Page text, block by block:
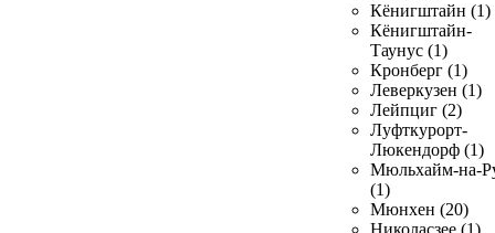
Кёнигштайн (1)
Кёнигштайн-
Таунус (1)
Кронберг (1)
Леверкузен (1)
Лейпциг (2)
Луфткурорт-
Люкендорф (1)
Мюльхайм-на-
(1)
Мюнхен (20)
Николасзее (1)